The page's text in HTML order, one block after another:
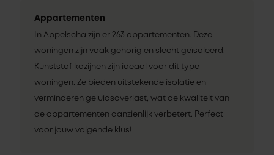
Appartementen
In Appelscha zijn er 263 appartementen. Deze
woningen zijn vaak gehorig en slecht geïsoleerd.
Kunststof kozijnen zijn ideaal voor dit type
woningen. Ze bieden uitstekende isolatie en
verminderen geluidsoverlast, wat de kwaliteit van
de appartementen aanzienlijk verbetert. Perfect
voor jouw volgende klus!